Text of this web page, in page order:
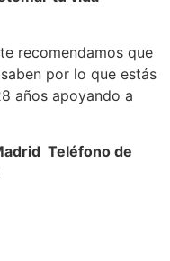
te recomendamos que
por lo que estás
años apoyando a
Teléfono de